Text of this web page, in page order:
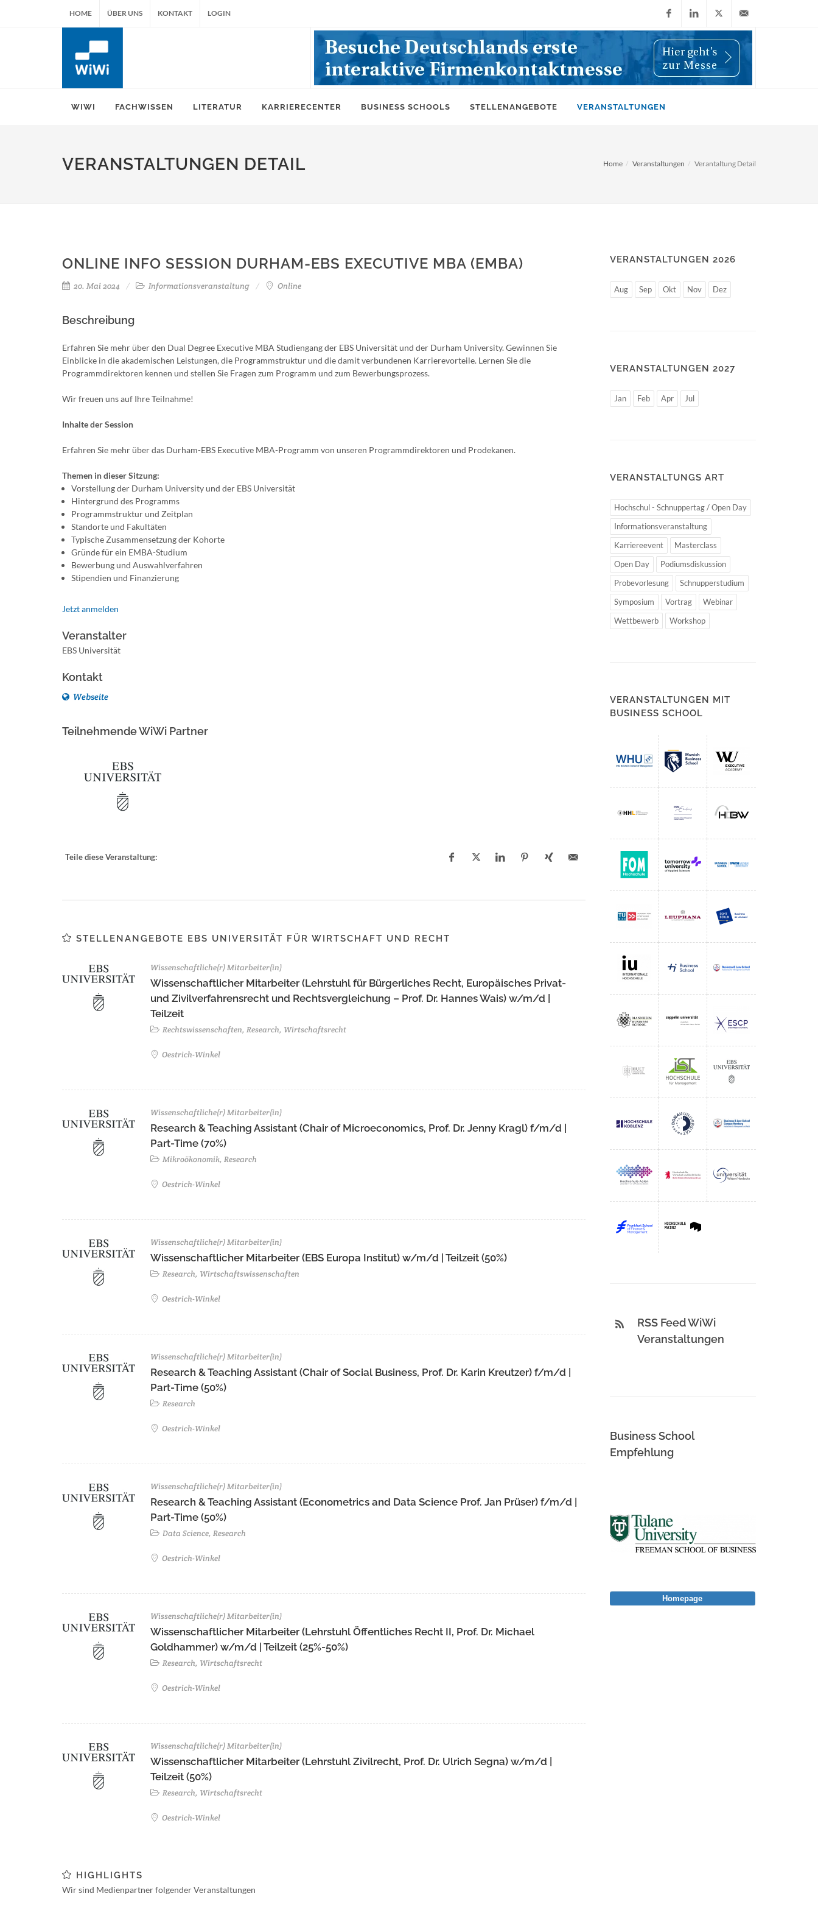
HOME ÜBER UNS KONTAKT LOGIN
FacebookLinkedIn
X
(Twitter)
info@wiwi-
WIWI FACHWISSEN LITERATUR KARRIERECENTER BUSINESS SCHOOLS STELLENANGEBOTE VERANSTALTUNGEN
VERANSTALTUNGEN DETAIL Home Veranstaltungen Verantaltung Detail
ONLINE INFO SESSION DURHAM-EBS EXECUTIVE MBA (EMBA)
20. Mai 2024 Informationsveranstaltung Online
Beschreibung
Erfahren Sie mehr über den Dual Degree Executive MBA Studiengang der EBS Universität und der Durham University. Gewinnen Sie
Einblicke in die akademischen Leistungen, die Programmstruktur und die damit verbundenen Karrierevorteile. Lernen Sie die
Programmdirektoren kennen und stellen Sie Fragen zum Programm und zum Bewerbungsprozess.
Wir freuen uns auf Ihre Teilnahme!
Inhalte der Session
Erfahren Sie mehr über das Durham-EBS Executive MBA-Programm von unseren Programmdirektoren und Prodekanen.
Themen in dieser Sitzung:
Vorstellung der Durham University und der EBS Universität
Hintergrund des Programms
Programmstruktur und Zeitplan
Standorte und Fakultäten
Typische Zusammensetzung der Kohorte
Gründe für ein EMBA-Studium
Bewerbung und Auswahlverfahren
Stipendien und Finanzierung
Jetzt anmelden
Veranstalter
EBS Universität
Kontakt
Webseite
Teilnehmende WiWi Partner
Teile diese Veranstaltung:
STELLENANGEBOTE EBS UNIVERSITÄT FÜR WIRTSCHAFT UND RECHT
Wissenschaftliche(r) Mitarbeiter(in)
Wissenschaftlicher Mitarbeiter (Lehrstuhl für Bürgerliches Recht, Europäisches Privat-
und Zivilverfahrensrecht und Rechtsvergleichung – Prof. Dr. Hannes Wais) w/m/d |
Teilzeit
Rechtswissenschaften, Research, Wirtschaftsrecht
Oestrich-Winkel
Wissenschaftliche(r) Mitarbeiter(in)
Research & Teaching Assistant (Chair of Microeconomics, Prof. Dr. Jenny Kragl) f/m/d |
Part-Time (70%)
Mikroökonomik, Research
Oestrich-Winkel
Wissenschaftliche(r) Mitarbeiter(in)
Wissenschaftlicher Mitarbeiter (EBS Europa Institut) w/m/d | Teilzeit (50%)
Research, Wirtschaftswissenschaften
Oestrich-Winkel
Wissenschaftliche(r) Mitarbeiter(in)
Research & Teaching Assistant (Chair of Social Business, Prof. Dr. Karin Kreutzer) f/m/d |
Part-Time (50%)
Research
Oestrich-Winkel
Wissenschaftliche(r) Mitarbeiter(in)
Research & Teaching Assistant (Econometrics and Data Science Prof. Jan Prüser) f/m/d |
Part-Time (50%)
Data Science, Research
Oestrich-Winkel
Wissenschaftliche(r) Mitarbeiter(in)
Wissenschaftlicher Mitarbeiter (Lehrstuhl Öffentliches Recht II, Prof. Dr. Michael
Goldhammer) w/m/d | Teilzeit (25%-50%)
Research, Wirtschaftsrecht
Oestrich-Winkel
Wissenschaftliche(r) Mitarbeiter(in)
Wissenschaftlicher Mitarbeiter (Lehrstuhl Zivilrecht, Prof. Dr. Ulrich Segna) w/m/d |
Teilzeit (50%)
Research, Wirtschaftsrecht
Oestrich-Winkel
HIGHLIGHTS
Wir sind Medienpartner folgender Veranstaltungen
VERANSTALTUNGEN 2026
Aug Sep Okt Nov Dez
VERANSTALTUNGEN 2027
Jan Feb Apr Jul
VERANSTALTUNGS ART
Hochschul - Schnuppertag / Open Day
Informationsveranstaltung
Karriereevent
Masterclass
Open Day
Podiumsdiskussion
Probevorlesung
Schnupperstudium
Symposium
Vortrag
Webinar
Wettbewerb
Workshop
VERANSTALTUNGEN MIT
BUSINESS SCHOOL
RSS Feed WiWi
Veranstaltungen
Business School
Empfehlung
Homepage